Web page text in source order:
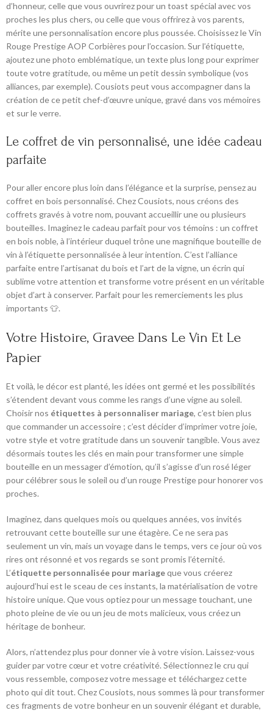
d’honneur, celle que vous ouvrirez pour un toast spécial avec vos
proches les plus chers, ou celle que vous offrirez à vos parents,
mérite une personnalisation encore plus poussée. Choisissez le Vin
Rouge Prestige AOP Corbières pour l’occasion. Sur l’étiquette,
ajoutez une photo emblématique, un texte plus long pour exprimer
toute votre gratitude, ou même un petit dessin symbolique (vos
alliances, par exemple). Cousiots peut vous accompagner dans la
création de ce petit chef-d’œuvre unique, gravé dans vos mémoires
et sur le verre.
Le coffret de vin personnalisé, une idée cadeau
parfaite
Pour aller encore plus loin dans l’élégance et la surprise, pensez au
coffret en bois personnalisé. Chez Cousiots, nous créons des
coffrets gravés à votre nom, pouvant accueillir une ou plusieurs
bouteilles. Imaginez le cadeau parfait pour vos témoins : un coffret
en bois noble, à l’intérieur duquel trône une magnifique bouteille de
vin à l’étiquette personnalisée à leur intention. C’est l’alliance
parfaite entre l’artisanat du bois et l’art de la vigne, un écrin qui
sublime votre attention et transforme votre présent en un véritable
objet d’art à conserver. Parfait pour les remerciements les plus
importants 👕.
Votre Histoire, Gravee Dans Le Vin Et Le
Papier
Et voilà, le décor est planté, les idées ont germé et les possibilités
s’étendent devant vous comme les rangs d’une vigne au soleil.
Choisir nos étiquettes à personnaliser mariage, c’est bien plus
que commander un accessoire ; c’est décider d’imprimer votre joie,
votre style et votre gratitude dans un souvenir tangible. Vous avez
désormais toutes les clés en main pour transformer une simple
bouteille en un messager d’émotion, qu’il s’agisse d’un rosé léger
pour célébrer sous le soleil ou d’un rouge Prestige pour honorer vos
proches.
Imaginez, dans quelques mois ou quelques années, vos invités
retrouvant cette bouteille sur une étagère. Ce ne sera pas
seulement un vin, mais un voyage dans le temps, vers ce jour où vos
rires ont résonné et vos regards se sont promis l’éternité.
L’étiquette personnalisée pour mariageque vous créerez
aujourd’hui est le sceau de ces instants, la matérialisation de votre
histoire unique. Que vous optiez pour un message touchant, une
photo pleine de vie ou un jeu de mots malicieux, vous créez un
héritage de bonheur.
Alors, n’attendez plus pour donner vie à votre vision. Laissez-vous
guider par votre cœur et votre créativité. Sélectionnez le cru qui
vous ressemble, composez votre message et téléchargez cette
photo qui dit tout. Chez Cousiots, nous sommes là pour transformer
ces fragments de votre bonheur en un souvenir élégant et durable,